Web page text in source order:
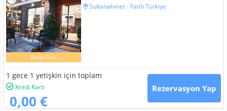
Butik Otel
Sultanahmet - Fatih Türkiye
1 gece 1 yetişkin için toplam
Kredi Kartı
0,00 €
Rezervasyon Yap